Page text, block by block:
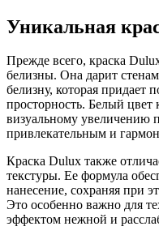
Уникальная
Прежде всего, краска
белизны. Она дарит
белизну, которая придает
просторность. Белый цвет
визуальному увеличению
привлекательным и
Краска Dulux также
текстуры. Ее формула
нанесение, сохраняя при
Это особенно важно для
эффектом нежной и